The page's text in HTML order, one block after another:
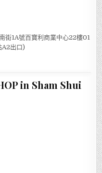
街1A號百寶利商業中心22樓01
A2出口)
in Sham Shui